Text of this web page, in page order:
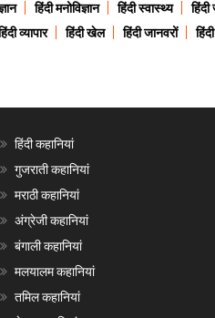
हिंदी मनोविज्ञान हिंदी स्वास्थ्य हिंदी
व्यापार हिंदी खेल हिंदी जानवरों
हिंदी कहानियां
गुजराती कहानियां
मराठी कहानियां
अंग्रेजी कहानियां
बंगाली कहानियां
मलयालम कहानियां
तमिल कहानियां